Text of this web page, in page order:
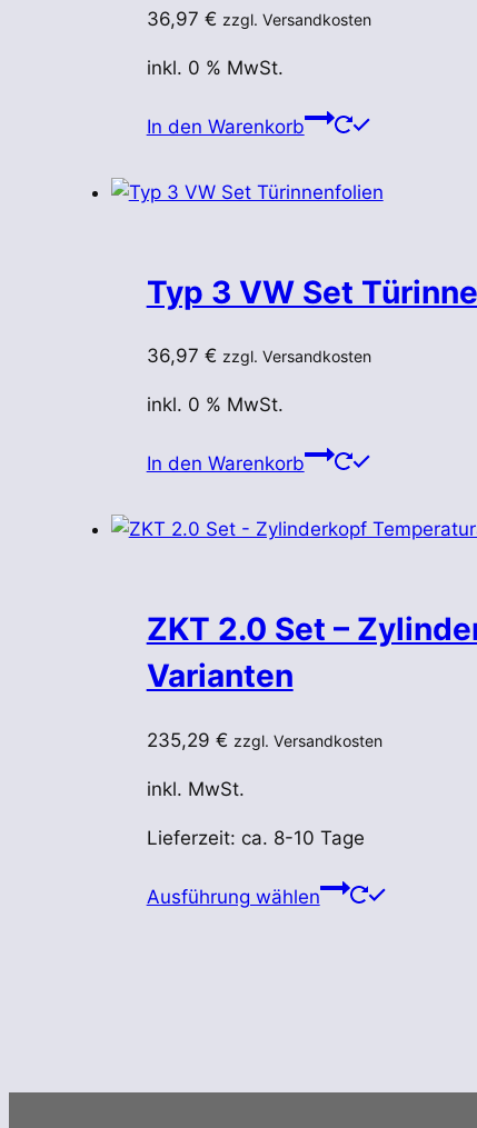
36,97 € zzgl. Versandkosten
inkl. 0 % MwSt.
In den Warenkorb
Typ 3 VW Set
36,97 € zzgl. Versandkosten
inkl. 0 % MwSt.
In den Warenkorb
ZKT 2.0 Set –
Varianten
235,29 € zzgl. Versandkosten
inkl. MwSt.
Lieferzeit: ca. 8-10 Tage
Ausführung wählen
Dieses
Optionen